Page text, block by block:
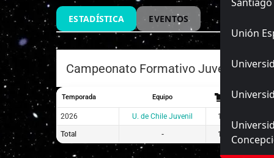
Unión
ESTADÍSTICA EVENTOS
Campeonato Formativo Juvenil
Temporada Equipo
2026 U. de Chile Juvenil 1
Total - 1